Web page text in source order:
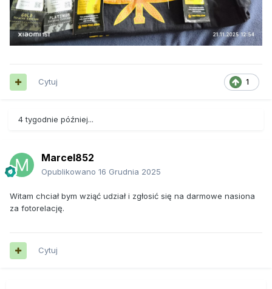
1
Cytuj
4 tygodnie później...
Marcel852
Opublikowano 16 Grudnia 2025
Witam chciał bym wziąć udział i zgłosić się na darmowe nasiona
za fotorelację.
Cytuj